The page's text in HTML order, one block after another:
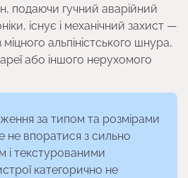
подаючи гучний аварійний
існує і механічний захист —
альпіністського шнура,
або іншого нерухомого
за типом та розмірами
не впоратися з сильно
і текстурованими
категорично не